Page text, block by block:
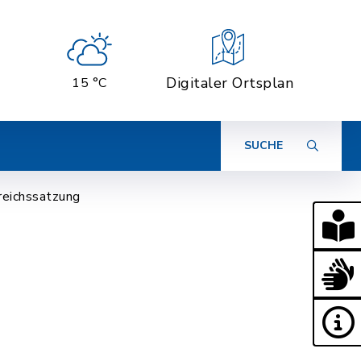
15 °C Digitaler Ortsplan
SUCHE